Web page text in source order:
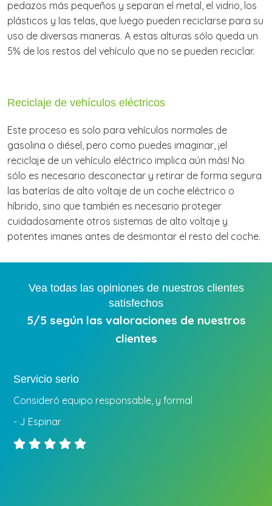
pedazos más pequeños y separan el metal, el vidrio, los
plásticos y las telas, que luego pueden reciclarse para su
uso de diversas maneras. A estas alturas sólo queda un
5% de los restos del vehículo que no se pueden reciclar.
Reciclaje de vehículos eléctricos
Este proceso es solo para vehículos normales de
gasolina o diésel, pero como puedes imaginar, ¡el
reciclaje de un vehículo eléctrico implica aún más! No
sólo es necesario desconectar y retirar de forma segura
las baterías de alto voltaje de un coche eléctrico o
híbrido, sino que también es necesario proteger
cuidadosamente otros sistemas de alto voltaje y
potentes imanes antes de desmontar el resto del coche.
Vea todas las opiniones de nuestros clientes
satisfechos
5/5 según las valoraciones de nuestros
clientes
Servicio serio
Consideró equipo responsable, y formal
- J Espinar